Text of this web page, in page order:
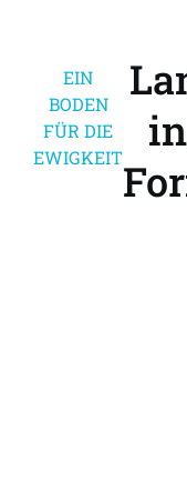
EIN
BODEN
FÜR DIE
EWIGKEIT